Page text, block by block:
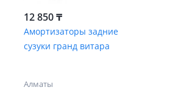
12 850 ₸
Амортизаторы задние
сузуки гранд витара
Алматы